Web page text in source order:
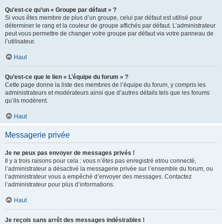
Qu’est-ce qu’un « Groupe par défaut » ?
Si vous êtes membre de plus d’un groupe, celui par défaut est utilisé pour
déterminer le rang et la couleur de groupe affichés par défaut. L’administrateur
peut vous permettre de changer votre groupe par défaut via votre panneau de
l’utilisateur.
Haut
Qu’est-ce que le lien « L’équipe du forum » ?
Cette page donne la liste des membres de l’équipe du forum, y compris les
administrateurs et modérateurs ainsi que d’autres détails tels que les forums
qu’ils modèrent.
Haut
Messagerie privée
Je ne peux pas envoyer de messages privés !
Il y a trois raisons pour cela : vous n’êtes pas enregistré et/ou connecté,
l’administrateur a désactivé la messagerie privée sur l’ensemble du forum, ou
l’administrateur vous a empêché d’envoyer des messages. Contactez
l’administrateur pour plus d’informations.
Haut
Je reçois sans arrêt des messages indésirables !